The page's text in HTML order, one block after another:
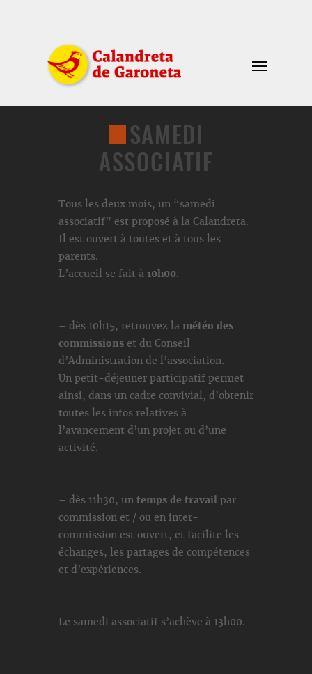
SAMEDI
ASSOCIATIF
Tous les deux mois, un “samedi
associatif” est proposé à la Calandreta.
Il est ouvert à toutes et à tous les
parents.
L’accueil se fait à 10h00.
– dès 10h15, retrouvez la météo des
commissions et du Conseil
d’Administration de l’association.
Un petit-déjeuner participatif permet
ainsi, dans un cadre convivial, d’obtenir
toutes les infos relatives à
l’avancement d’un projet ou d’une
activité.
– dès 11h30, un temps de travail par
commission et / ou en inter-
commission est ouvert, et facilite les
échanges, les partages de compétences
et d’expériences.
Le samedi associatif s’achève à 13h00.